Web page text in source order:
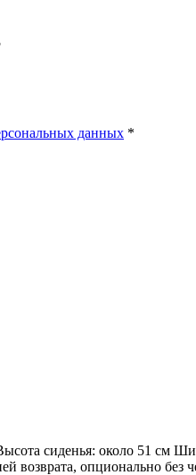
данных *
сиденья: около 51 см
возврата, опционально без